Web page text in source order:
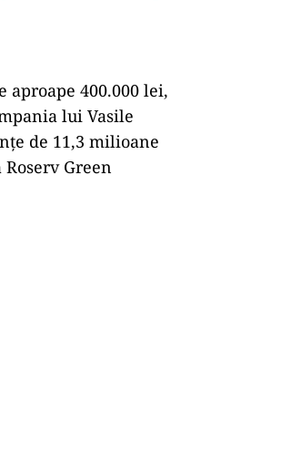
aproape 400.000 lei,
lui Vasile
de 11,3 milioane
Green